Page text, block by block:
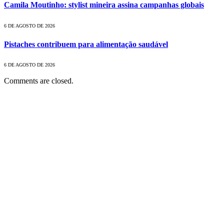
Camila Moutinho: stylist mineira assina campanhas globais
6 DE AGOSTO DE 2026
Pistaches contribuem para alimentação saudável
6 DE AGOSTO DE 2026
Comments are closed.